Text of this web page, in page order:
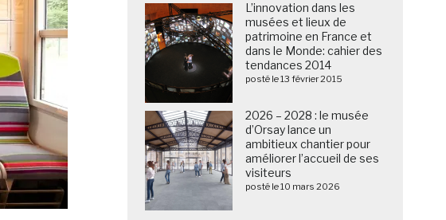
L’innovation dans les
musées et lieux de
patrimoine en France et
dans le Monde: cahier des
tendances 2014
posté le 13 février 2015
2026 – 2028 : le musée
d’Orsay lance un
ambitieux chantier pour
améliorer l’accueil de ses
visiteurs
posté le 10 mars 2026